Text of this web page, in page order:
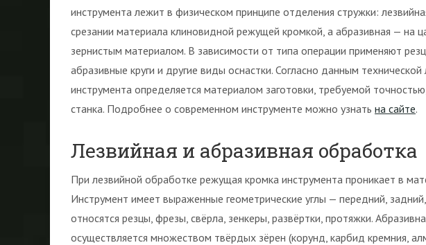
инструмента лежит в физическом принципе отделения стружки:
срезании материала клиновидной режущей кромкой, а абразивная — на
зернистым материалом. В зависимости от типа операции применяют
абразивные круги и другие виды оснастки. Согласно данным
инструмента определяется материалом заготовки, требуемой
станка. Подробнее о современном инструменте можно узнать на сайте.
Лезвийная и абразивная обработка
При лезвийной обработке режущая кромка инструмента проникает в
Инструмент имеет выраженные геометрические углы — передний,
относятся резцы, фрезы, свёрла, зенкеры, развёртки, протяжки.
осуществляется множеством твёрдых зёрен (корунд, карбид кремния,